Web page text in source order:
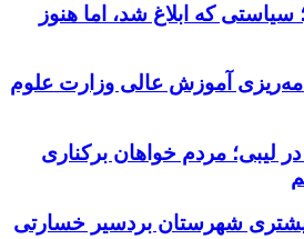
سیاستی که ابلاغ شد، اما هنوز
آموزش عالی وزارت علوم
لیبی؛ مردم خواهان برکناری
لرزه ۴.۶ ریشتری شهرستان بردسیر خسارتی